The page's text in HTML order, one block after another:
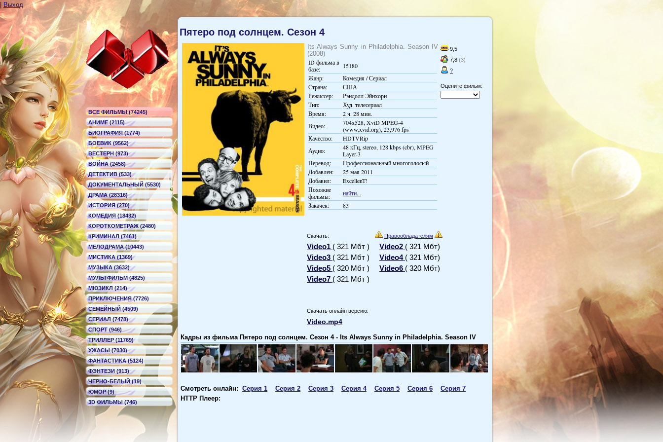
Выход
ВСЕ ФИЛЬМЫ (74245)
АНИМЕ (2115)
БИОГРАФИЯ (1774)
БОЕВИК (9562)
ВЕСТЕРН (973)
ВОЙНА (2458)
ДЕТЕКТИВ (533)
ДОКУМЕНТАЛЬНЫЙ (5530)
ДРАМА (28316)
ИСТОРИЯ (270)
КОМЕДИЯ (18432)
КОРОТКОМЕТРАЖ (2480)
КРИМИНАЛ (7461)
МЕЛОДРАМА (10443)
МИСТИКА (1369)
МУЗЫКА (3632)
МУЛЬТФИЛЬМ (4825)
МЮЗИКЛ (214)
ПРИКЛЮЧЕНИЯ (7726)
СЕМЕЙНЫЙ (4509)
СЕРИАЛ (7478)
СПОРТ (946)
ТРИЛЛЕР (11769)
УЖАСЫ (7030)
ФАНТАСТИКА (5124)
ФЭНТЕЗИ (913)
ЧЕРНО-БЕЛЫЙ (19)
ЮМОР (9)
3D ФИЛЬМЫ (746)
Пятеро под солнцем. Сезон 4
9,5
7,8 (3)
?
Оцените фильм:
Its Always Sunny in Philadelphia. Season IV
(2008)
ID фильма в
базе:
15180
Жанр:
Комедия / Сериал
Страна:
США
Режиссер:
Рэндолл Эйнхорн
Тип:
Худ. телесериал
Время:
2 ч. 28 мин.
Видео:
704x528, XviD MPEG-4
(www.xvid.org), 23,976 fps
Качество:
HDTVRip
Аудио:
48 кГц, stereo, 128 kbps (cbr), MPEG
Layer-3
Перевод:
Профессиональный многоголосый
Добавлен:
25 мая 2011
Добавил:
ExcellenT!
Похожие
фильмы:
найти...
Закачек:
83
Скачать: Правообладателям
Video1 ( 321 Мбт ) Video2 ( 321 Мбт)
Video3 ( 321 Мбт ) Video4 ( 321 Мбт)
Video5 ( 320 Мбт ) Video6 ( 320 Мбт)
Video7 ( 321 Мбт )
Скачать онлайн версию:
Video.mp4
Кадры из фильма Пятеро под солнцем. Сезон 4 - Its Always Sunny in Philadelphia. Season IV
Смотреть онлайн: Cерия 1 Cерия 2 Cерия 3 Cерия 4 Cерия 5 Cерия 6
Cерия 7
HTTP Плеер: